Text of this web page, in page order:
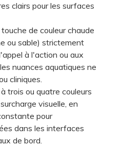
clairs pour les surfaces
de couleur chaude
ou sable) strictement
à l'action ou aux
nuances aquatiques ne
cliniques.
ou quatre couleurs
visuelle, en
pour
dans les interfaces
de bord.